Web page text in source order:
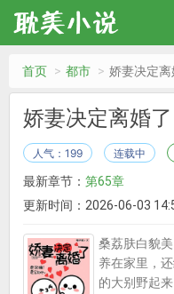
首页 都市 娇妻决定离
娇妻决定离婚了
人气：199 连载中
最新章节： 第65章
更新时间：2026-06-03
桑荔肤白貌
养在家里，
的大别野起